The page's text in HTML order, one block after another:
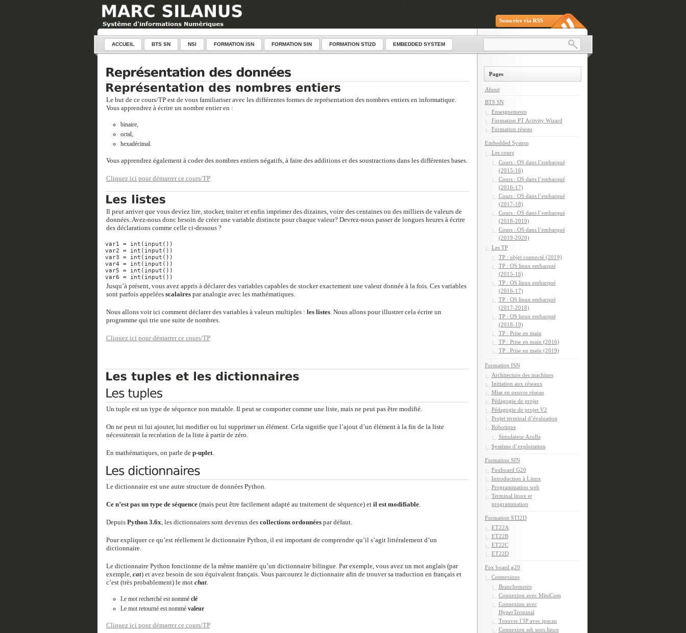
Souscrire via RSS
ACCUEIL BTS SN NSI FORMATION ISN FORMATION SIN FORMATION STI2D EMBEDDED SYSTEM
Le but de ce cours/TP est de vous familiariser avec les différentes formes de représentation des nombres entiers en informatique.
Vous apprendrez à écrire un nombre entier en :
binaire,
octal,
hexadécimal.
Vous apprendrez également à coder des nombres entiers négatifs, à faire des additions et des soustractions dans les différentes bases.
Cliquez ici pour démarrer ce cours/TP
Il peut arriver que vous deviez lire, stocker, traiter et enfin imprimer des dizaines, voire des centaines ou des milliers de valeurs de
données. Avez-nous donc besoin de créer une variable distincte pour chaque valeur? Devrez-nous passer de longues heures à écrire
des déclarations comme celle ci-dessous ?
var1 = int ( input ())
var2 = int ( input ())
var3 = int ( input ())
var4 = int ( input ())
var5 = int ( input ())
var6 = int ( input ())
Jusqu’à présent, vous avez appris à déclarer des variables capables de stocker exactement une valeur donnée à la fois. Ces variables
sont parfois appelées scalairespar analogie avec les mathématiques.
Nous allons voir ici comment déclarer des variables à valeurs multiples : les listes. Nous allons pour illustrer cela écrire un
programme qui trie une suite de nombres.
Cliquez ici pour démarrer ce cours/TP
Un tuple est un type de séquence non mutable. Il peut se comporter comme une liste, mais ne peut pas être modifié.
On ne peut ni lui ajouter, lui modifier ou lui supprimer un élément. Cela signifie que l’ajout d’un élément à la fin de la liste
nécessiterait la recréation de la liste à partir de zéro.
En mathématiques, on parle de p-uplet.
Le dictionnaire est une autre structure de données Python.
Ce n’est pas un type de séquence(mais peut être facilement adapté au traitement de séquence) et il est modifiable.
Depuis Python 3.6x, les dictionnaires sont devenus des collections ordonnéespar défaut.
Pour expliquer ce qu’est réellement le dictionnaire Python, il est important de comprendre qu’il s’agit littéralement d’un
dictionnaire.
Le dictionnaire Python fonctionne de la même manière qu’un dictionnaire bilingue. Par exemple, vous avez un mot anglais (par
exemple, cat) et avez besoin de son équivalent français. Vous parcourez le dictionnaire afin de trouver sa traduction en français et
c’est (très probablement) le mot chat.
Le mot recherché est nommé clé
Le mot retourné est nommé valeur
Cliquez ici pour démarrer ce cours/TP
Pages
About
BTS SN
Enseignements
Formation PT Activity Wizard
Formation réseau
Embedded System
Les cours
Cours : OS dans l’embarqué
(2015-16)
Cours : OS dans l’embarqué
(2016-17)
Cours : OS dans l’embarqué
(2017-18)
Cours : OS dans l’embarqué
(2018-2019)
Cours : OS dans l’embarqué
(2019-2020)
Les TP
TP : objet connecté (2019)
TP : OS linux embarqué
(2015-16)
TP : OS linux embarqué
(2016-17)
TP : OS linux embarqué
(2017-2018)
TP : OS linux embarqué
(2018-19)
TP : Prise en main
TP : Prise en main (2016)
TP : Prise en main (2019)
Formation ISN
Architecture des machines
Initiation aux réseaux
Mise en oeuvre réseau
Pédagogie de projet
Pédagogie de projet V2
Projet terminal d’évaluation
Robotique
Simulateur Azolla
Système d’exploitation
Formation SIN
Foxboard G20
Introduction à Linux
Programmation web
Terminal linux et
programmation
Formation STI2D
ET22A
ET22B
ET22C
ET22D
Fox board g20
Connexions
Branchements
Connexion avec MiniCom
Connexion avec
HyperTerminal
Trouver l’IP avec ipscan
Connexion ssh sous linux